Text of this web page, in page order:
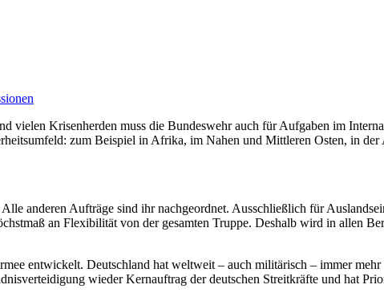
vielen Krisenherden muss die Bundeswehr auch für Aufgaben im
zum Beispiel in Afrika, im Nahen und Mittleren Osten, in
anderen Aufträge sind ihr nachgeordnet. Ausschließlich für
an Flexibilität von der gesamten Truppe. Deshalb wird in allen
entwickelt. Deutschland hat weltweit – auch militärisch – immer
wieder Kernauftrag der deutschen Streitkräfte und hat